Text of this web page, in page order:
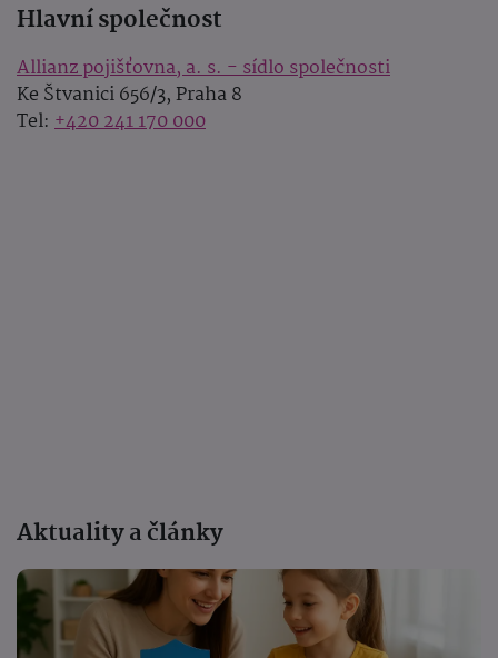
Hlavní společnost
Allianz pojišťovna, a. s. - sídlo společnosti
Ke Štvanici 656/3, Praha 8
Tel: +420 241 170 000
Aktuality a články